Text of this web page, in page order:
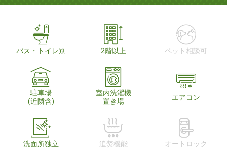
バス・トイレ別 2階以上 ペット相談可
駐車場
(近隣含)
室内洗濯機
置き場
エアコン
洗面所独立 追焚機能 オートロック